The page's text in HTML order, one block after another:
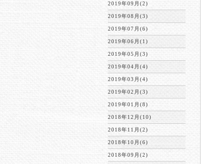
2019年09月(2)
2019年08月(3)
2019年07月(6)
2019年06月(1)
2019年05月(3)
2019年04月(4)
2019年03月(4)
2019年02月(3)
2019年01月(8)
2018年12月(10)
2018年11月(2)
2018年10月(6)
2018年09月(2)